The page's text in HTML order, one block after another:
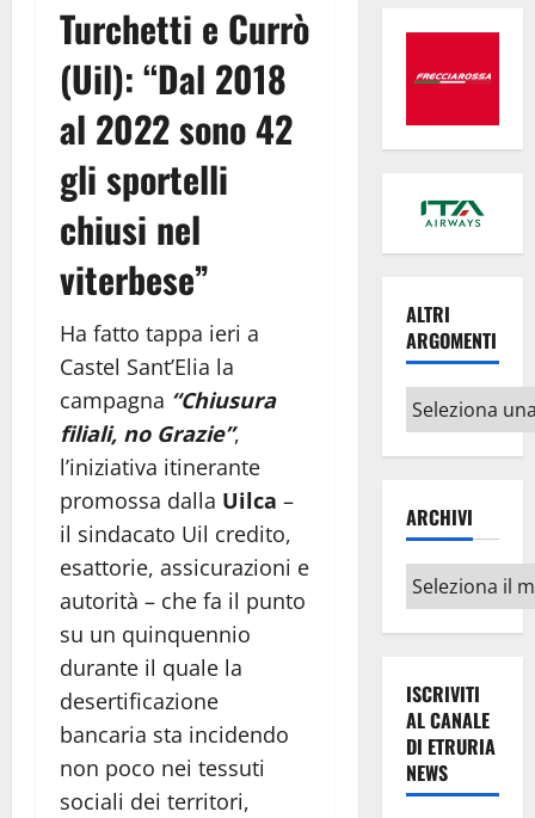
Turchetti e Currò
(Uil): “Dal 2018
al 2022 sono 42
gli sportelli
chiusi nel
viterbese”
Ha fatto tappa ieri a
Castel Sant’Elia la
campagna “Chiusura
filiali, no Grazie”,
l’iniziativa itinerante
promossa dalla Uilca –
il sindacato Uil credito,
esattorie, assicurazioni e
autorità – che fa il punto
su un quinquennio
durante il quale la
desertificazione
bancaria sta incidendo
non poco nei tessuti
sociali dei territori,
ALTRI
ARGOMENTI
Altri
argomenti
ARCHIVI
Archivi
ISCRIVITI
AL CANALE
DI ETRURIA
NEWS